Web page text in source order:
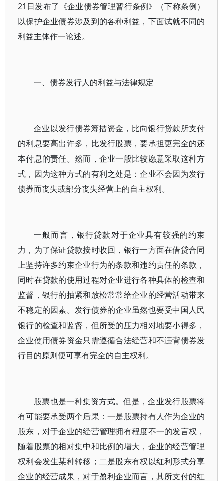
21日发布了《企业债券管理暂行条例》（下称条例）
以保护企业债券涉及到的各种利益，下面试就不同的
利益主体作一论述。
一、债券发行人的利益与法律规定
企业以发行债券筹措资金，比向银行贷款所支付
的利息要高出许多，比发行股票，要承担更完全的还
本付息的责任。然而，企业一般比较愿意采取这种方
式，因为这种方式的有利之处是：企业不会因为发行
债券而丧失或部分丧失经营上的自主权利。
一般而言，银行贷款对于企业具有较强的约束
力，为了保证贷款按时收回，银行一方面在借贷合同
上坚持许多约束企业行为的条款和违约责任的条款，
同时在贷款的使用过程对企业进行各种具体的检查和
监督，银行的抽紧和放松常常给企业的经营活动带来
不稳定的因素。发行债券的企业虽然也要受中国人民
银行的检查和监督，但所受的压力相对地要小得多，
企业使用债券资金只需遵循合法经营和不违背债券发
行目的原则便可享有完全的自主权利。
股票也是一种集资方式。但是，企业发行股票将
有可能要承受两个后果：一是股票持有人作为企业的
股东，对于企业的经营管理拥有程度不一的发言权，
随着股票的相对集中和比例的增大，企业的经营管理
权利会发生某种转移；二是股东有权以红利形式分享
企业的经营成果，对于盈利企业而言，其所支付的红